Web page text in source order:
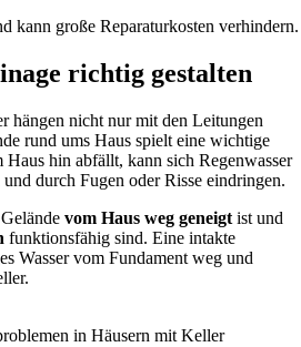
kann große Reparaturkosten verhindern.
richtig gestalten
hängen nicht nur mit den Leitungen
rund ums Haus spielt eine wichtige
hin abfällt, kann sich Regenwasser
durch Fugen oder Risse eindringen.
vom Haus weg geneigt ist und
funktionsfähig sind. Eine intakte
Wasser vom Fundament weg und
in Häusern mit Keller